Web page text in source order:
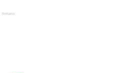
Reklama